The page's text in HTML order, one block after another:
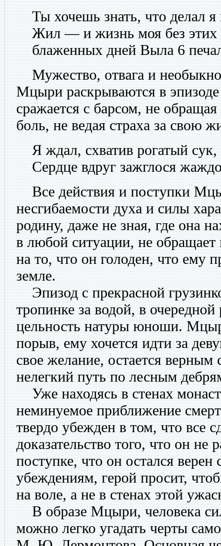
Ты хочешь знать, что делал я
Жил — и жизнь моя без этих
блаженных дней Выла 6
Мужество, отвага и
Мцыри раскрываются в
сражается с барсом, не
боль, не ведая страха за свою
Я ждал, схватив рогатый
Сердце вдруг зажглося
Все действия и поступки
несгибаемости духа и силы
родину, даже не зная, где она
в любой ситуации, не
на то, что он голоден, что ему
земле.
Эпизод с прекрасной
тропинке за водой, в очередной
цельность натуры юноши.
порыв, ему хочется идти за
свое желание, остается верным
нелегкий путь по лесным
Уже находясь в стенах
неминуемое приближение
твердо убежден в том, что все
доказательство того, что он не
поступке, что он остался верен
убеждениям, герой просит,
на воле, а не в стенах этой
В образе Мцыри, человека
можно легко угадать черты